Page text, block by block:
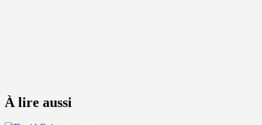
À lire aussi